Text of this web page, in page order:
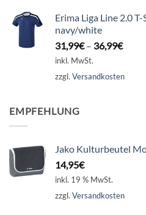
Erima Liga Line 2.0
navy/white
31,99€– 36,99€
inkl. MwSt.
zzgl. Versandkosten
EMPFEHLUNG
Jako Kulturbeutel
14,95€
inkl. 19 % MwSt.
zzgl. Versandkosten